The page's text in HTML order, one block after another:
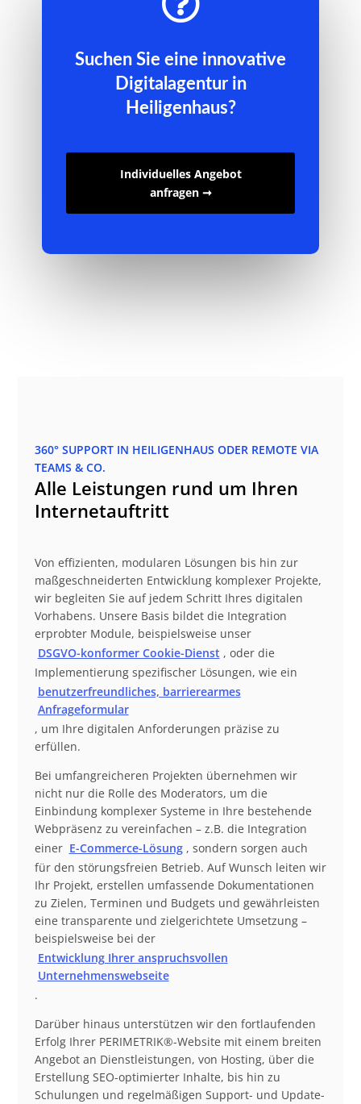
Suchen Sie eine innovative
Digitalagentur in
Heiligenhaus?
Individuelles Angebot
anfragen ➞
360° SUPPORT IN HEILIGENHAUS ODER REMOTE VIA
TEAMS & CO.
Alle Leistungen rund um Ihren
Internetauftritt
Von effizienten, modularen Lösungen bis hin zur
maßgeschneiderten Entwicklung komplexer Projekte,
wir begleiten Sie auf jedem Schritt Ihres digitalen
Vorhabens. Unsere Basis bildet die Integration
erprobter Module, beispielsweise unser
DSGVO-konformer Cookie-Dienst , oder die
Implementierung spezifischer Lösungen, wie ein
benutzerfreundliches, barrierearmes
Anfrageformular
, um Ihre digitalen Anforderungen präzise zu
erfüllen.
Bei umfangreicheren Projekten übernehmen wir
nicht nur die Rolle des Moderators, um die
Einbindung komplexer Systeme in Ihre bestehende
Webpräsenz zu vereinfachen – z.B. die Integration
einer E-Commerce-Lösung , sondern sorgen auch
für den störungsfreien Betrieb. Auf Wunsch leiten wir
Ihr Projekt, erstellen umfassende Dokumentationen
zu Zielen, Terminen und Budgets und gewährleisten
eine transparente und zielgerichtete Umsetzung –
beispielsweise bei der
Entwicklung Ihrer anspruchsvollen
Unternehmenswebseite
.
Darüber hinaus unterstützen wir den fortlaufenden
Erfolg Ihrer PERIMETRIK®-Website mit einem breiten
Angebot an Dienstleistungen, von Hosting, über die
Erstellung SEO-optimierter Inhalte, bis hin zu
Schulungen und regelmäßigen Support- und Update-